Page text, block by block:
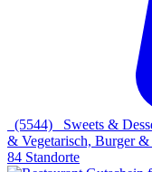
(5544) Sweets &
& Vegetarisch, Burger
84 Standorte